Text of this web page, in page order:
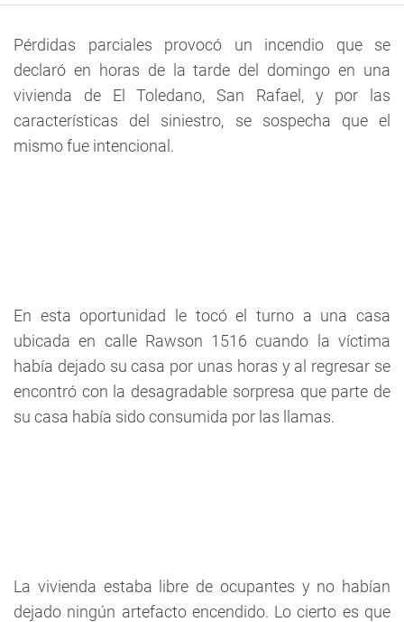
Pérdidas parciales provocó un incendio que se
declaró en horas de la tarde del domingo en una
vivienda de El Toledano, San Rafael, y por las
características del siniestro, se sospecha que el
mismo fue intencional.
En esta oportunidad le tocó el turno a una casa
ubicada en calle Rawson 1516 cuando la víctima
había dejado su casa por unas horas y al regresar se
encontró con la desagradable sorpresa que parte de
su casa había sido consumida por las llamas.
La vivienda estaba libre de ocupantes y no habían
dejado ningún artefacto encendido. Lo cierto es que